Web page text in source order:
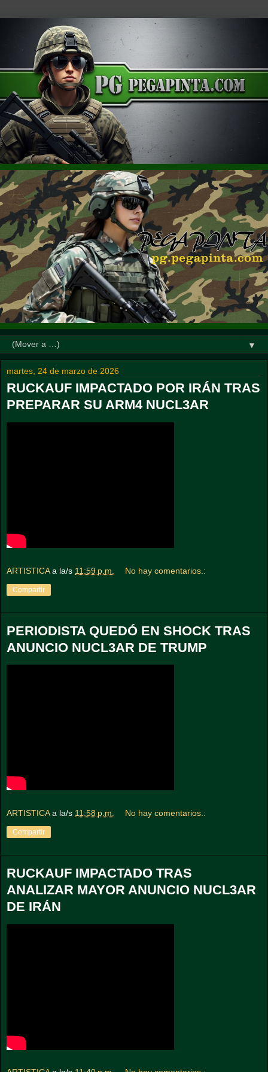
▼
martes, 24 de marzo de 2026
RUCKAUF IMPACTADO POR IRÁN TRAS
PREPARAR SU ARM4 NUCL3AR
ARTISTICA a la/s 11:59 p.m. No hay comentarios.:
Compartir
PERIODISTA QUEDÓ EN SHOCK TRAS
ANUNCIO NUCL3AR DE TRUMP
ARTISTICA a la/s 11:58 p.m. No hay comentarios.:
Compartir
RUCKAUF IMPACTADO TRAS
ANALIZAR MAYOR ANUNCIO NUCL3AR
DE IRÁN